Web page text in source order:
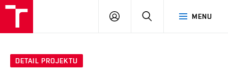
MENU
PŘIHLÁSIT
DETAIL PROJEKTU